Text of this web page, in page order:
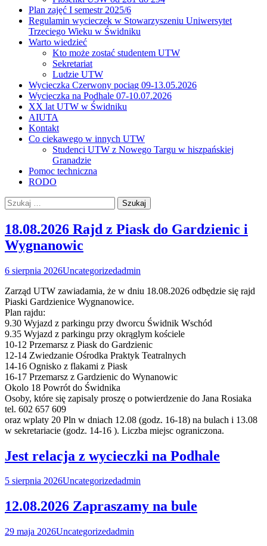
Plan zajęć I semestr 2025/6
Regulamin wycieczek w Stowarzyszeniu Uniwersytet
Trzeciego Wieku w Świdniku
Warto wiedzieć
Kto może zostać studentem UTW
Sekretariat
Ludzie UTW
Wycieczka Czerwony pociąg 09-13.05.2026
Wycieczka na Podhale 07-10.07.2026
XX lat UTW w Świdniku
AIUTA
Kontakt
Co ciekawego w innych UTW
Studenci UTW z Nowego Targu w hiszpańskiej
Granadzie
Pomoc techniczna
RODO
Szukaj:
18.08.2026 Rajd z Piask do Gardzienic i
Wygnanowic
6 sierpnia 2026Uncategorizedadmin
Zarząd UTW zawiadamia, że w dniu 18.08.2026 odbędzie się rajd
Piaski Gardzienice Wygnanowice.
Plan rajdu:
9.30 Wyjazd z parkingu przy dworcu Świdnik Wschód
9.35 Wyjazd z parkingu przy okrąglym kościele
10-12 Przemarsz z Piask do Gardzienic
12-14 Zwiedzanie Ośrodka Praktyk Teatralnych
14-16 Ognisko z flakami z Piask
16-17 Przemarsz z Gardzienic do Wynanowic
Okolo 18 Powrót do Świdnika
Osoby, które się zapisaly proszę o potwierdzenie do Jana Rosiaka
tel. 602 657 609
oraz wplaty 20 Pln w dniach 12.08 (godz. 16-18) na bulach i 13.08
w sekretariacie (godz. 14-16 ). Liczba miejsc ograniczona.
Jest relacja z wycieczki na Podhale
5 sierpnia 2026Uncategorizedadmin
12.08.2026 Zapraszamy na bule
29 maja 2026Uncategorizedadmin